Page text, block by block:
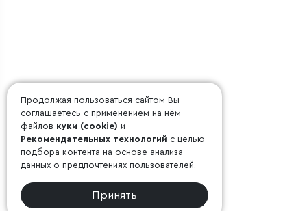
Продолжая пользоваться сайтом Вы
соглашаетесь с применением на нём
файлов куки (cookie) и
Рекомендательных технологий с целью
подбора контента на основе анализа
данных о предпочтениях пользователей.
Принять